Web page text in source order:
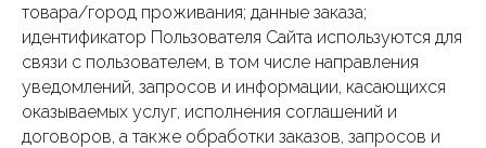
товара/город проживания; данные заказа;
идентификатор Пользователя Сайта используются для
связи с пользователем, в том числе направления
уведомлений, запросов и информации, касающихся
оказываемых услуг, исполнения соглашений и
договоров, а также обработки заказов, запросов и